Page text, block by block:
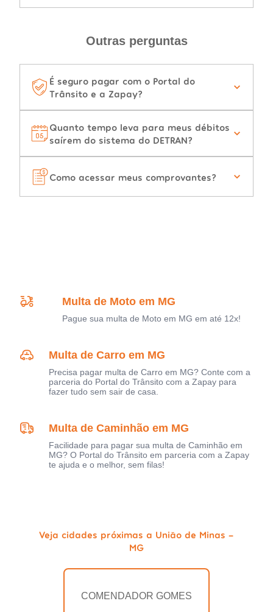
Outras perguntas
É seguro pagar com o Portal do
Trânsito e a Zapay?
Quanto tempo leva para meus débitos
saírem do sistema do DETRAN?
Como acessar meus comprovantes?
Multa de Moto em MG
Pague sua multa de Moto em MG em até 12x!
Multa de Carro em MG
Precisa pagar multa de Carro em MG? Conte com a
parceria do Portal do Trânsito com a Zapay para
fazer tudo sem sair de casa.
Multa de Caminhão em MG
Facilidade para pagar sua multa de Caminhão em
MG? O Portal do Trânsito em parceria com a Zapay
te ajuda e o melhor, sem filas!
Veja cidades próximas a União de Minas -
MG
COMENDADOR GOMES